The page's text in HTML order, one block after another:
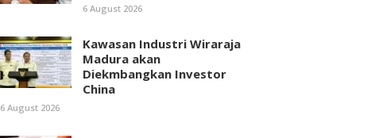
6 August 2026
Kawasan Industri Wiraraja
Madura akan
Diekmbangkan Investor
China
6 August 2026